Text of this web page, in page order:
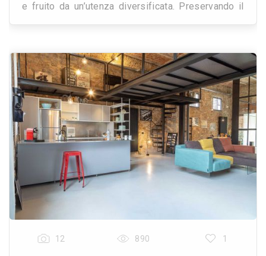
e fruito da un’utenza diversificata. Preservando il
12 890 1